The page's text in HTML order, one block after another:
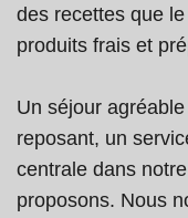
des recettes que
produits frais et
Un séjour
reposant, un
centrale dans
proposons. Nous